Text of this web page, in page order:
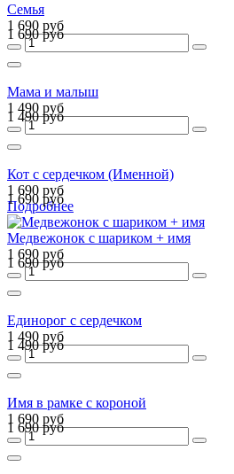
Семья
1 690 руб
1 690 руб
Мама и малыш
1 490 руб
1 490 руб
Кот с сердечком (Именной)
1 690 руб
1 690 руб
Подробнее
Медвежонок с шариком + имя
1 690 руб
1 690 руб
Единорог с сердечком
1 490 руб
1 490 руб
Имя в рамке с короной
1 690 руб
1 690 руб